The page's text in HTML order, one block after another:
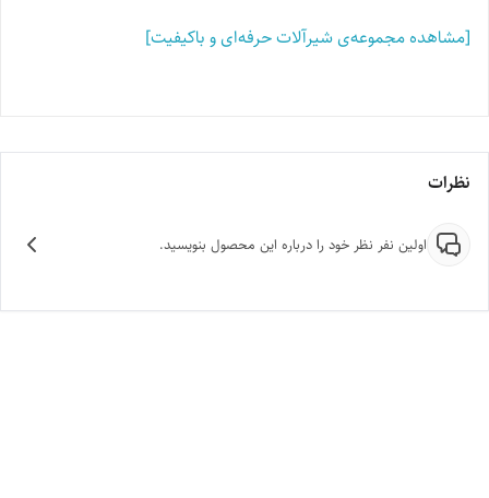
[مشاهده مجموعه‌ی شیرآلات حرفه‌ای و باکیفیت]
نظرات
اولین نفر نظر خود را درباره این محصول بنویسید.